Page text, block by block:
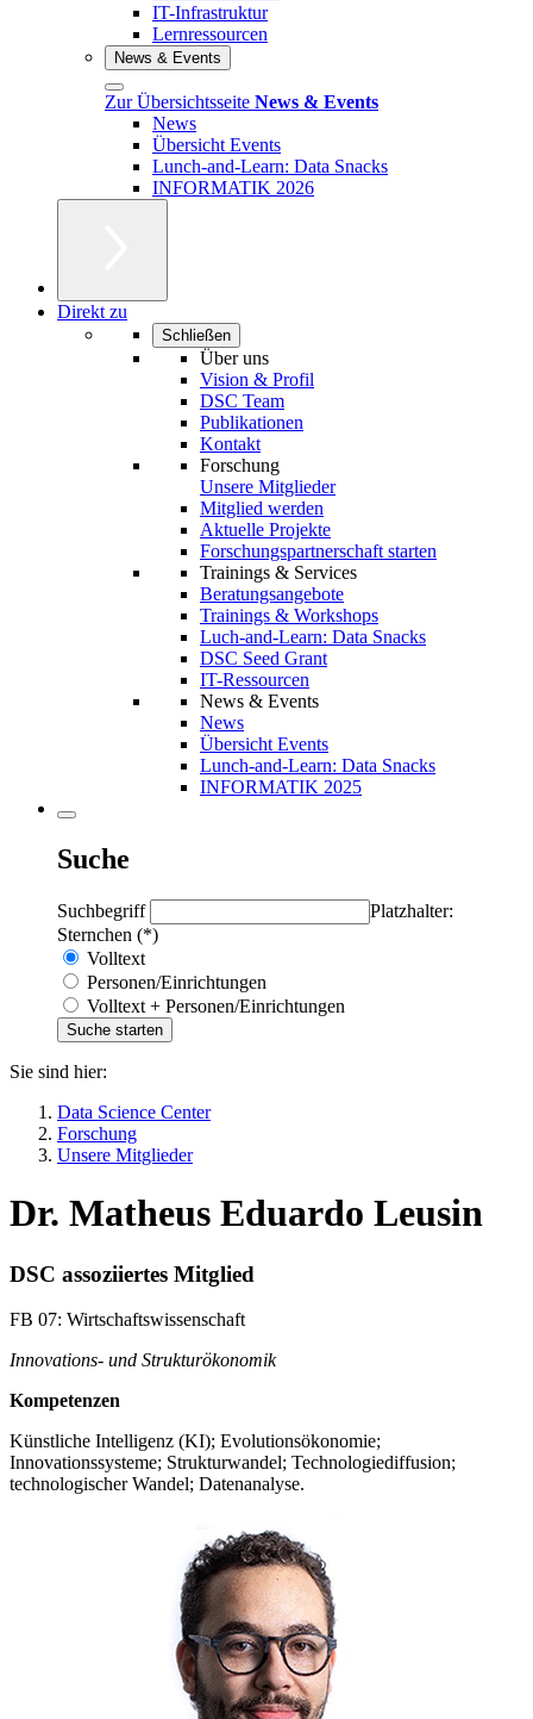
IT-Infrastruktur
Lernressourcen
News & Events
Zur Übersichtsseite News & Events
News
Übersicht Events
Lunch-and-Learn: Data Snacks
INFORMATIK 2026
Direkt zu
Schließen
Über uns
Vision & Profil
DSC Team
Publikationen
Kontakt
Forschung
Unsere Mitglieder
Mitglied werden
Aktuelle Projekte
Forschungspartnerschaft starten
Trainings & Services
Beratungsangebote
Trainings & Workshops
Luch-and-Learn: Data Snacks
DSC Seed Grant
IT-Ressourcen
News & Events
News
Übersicht Events
Lunch-and-Learn: Data Snacks
INFORMATIK 2025
Suche
Suchbegriff
Platzhalter:
Sternchen (*)
Volltext
Personen/Einrichtungen
Volltext + Personen/Einrichtungen
Sie sind hier:
Data Science Center
Forschung
Unsere Mitglieder
Dr. Matheus Eduardo Leusin
DSC assoziiertes Mitglied
FB 07: Wirtschaftswissenschaft
Innovations- und Strukturökonomik
Kompetenzen
Künstliche Intelligenz (KI); Evolutionsökonomie;
Innovationssysteme; Strukturwandel; Technologiediffusion;
technologischer Wandel; Datenanalyse.